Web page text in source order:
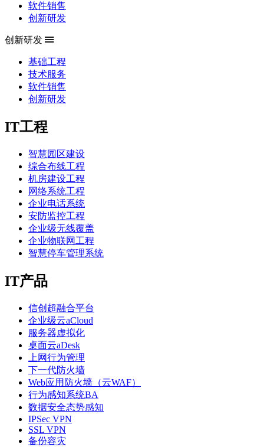
软件销售
创新研发
创新研发
基础工程
技术服务
软件销售
创新研发
IT工程
智慧园区建设
综合布线工程
机房建设工程
网络系统工程
企业电话系统
安防监控工程
企业级无线覆盖
企业物联网工程
智慧停车管理系统
IT产品
信创超融合平台
企业级云aCloud
服务器虚拟化
桌面云aDesk
上网行为管理
下一代防火墙
Web应用防火墙（云WAF）
行为感知系统BA
数据安全态势感知
IPSec VPN
SSL VPN
备份容灾